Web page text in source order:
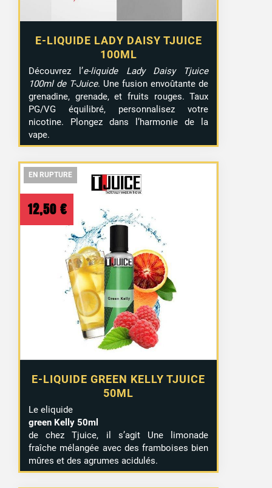
E-LIQUIDE LADY DAISY TJUICE
100ML
Découvrez l’e-liquide Lady Daisy Tjuice
100ml de T-Juice. Une fusion envoûtante de
grenadine, grenade, et fruits rouges. Taux
PG/VG équilibré, personnalisez votre
nicotine. Plongez dans l’harmonie de la
vape.
EN RUPTURE
EN RUPTURE
E-LIQUIDE GREEN KELLY TJUICE
50ML
12,50 €
Le eliquide
green Kelly 50ml
de chez Tjuice, il s’agit Une limonade
fraîche mélangée avec des framboises bien
mûres et des agrumes acidulés.
EN RUPTURE